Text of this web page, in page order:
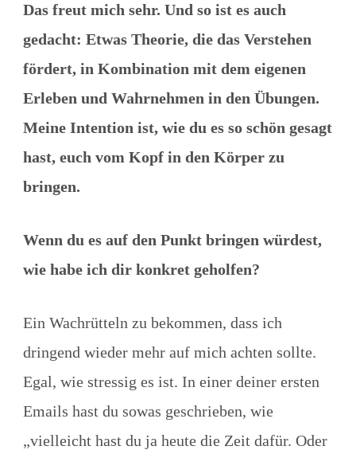
Das freut mich sehr. Und so ist es auch
gedacht: Etwas Theorie, die das Verstehen
fördert, in Kombination mit dem eigenen
Erleben und Wahrnehmen in den Übungen.
Meine Intention ist, wie du es so schön gesagt
hast, euch vom Kopf in den Körper zu
bringen.
Wenn du es auf den Punkt bringen würdest,
wie habe ich dir konkret geholfen?
Ein Wachrütteln zu bekommen, dass ich
dringend wieder mehr auf mich achten sollte.
Egal, wie stressig es ist. In einer deiner ersten
Emails hast du sowas geschrieben, wie
„vielleicht hast du ja heute die Zeit dafür. Oder